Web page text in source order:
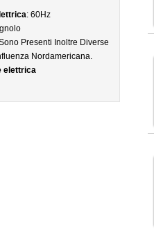
: 60Hz
Presenti Inoltre Diverse
Nordamericana.
elettrica